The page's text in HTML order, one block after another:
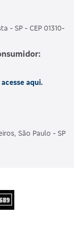
- SP - CEP 01310-
aqui.
São Paulo - SP